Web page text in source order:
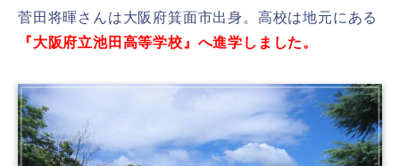
菅田将暉さんは大阪府箕面市出身。高校は地元にある
『大阪府立池田高等学校』へ進学しました。